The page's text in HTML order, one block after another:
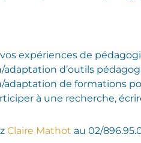
expériences de
adaptation d’outils
adaptation de formations
à une recherche,
Claire Mathot au 02/